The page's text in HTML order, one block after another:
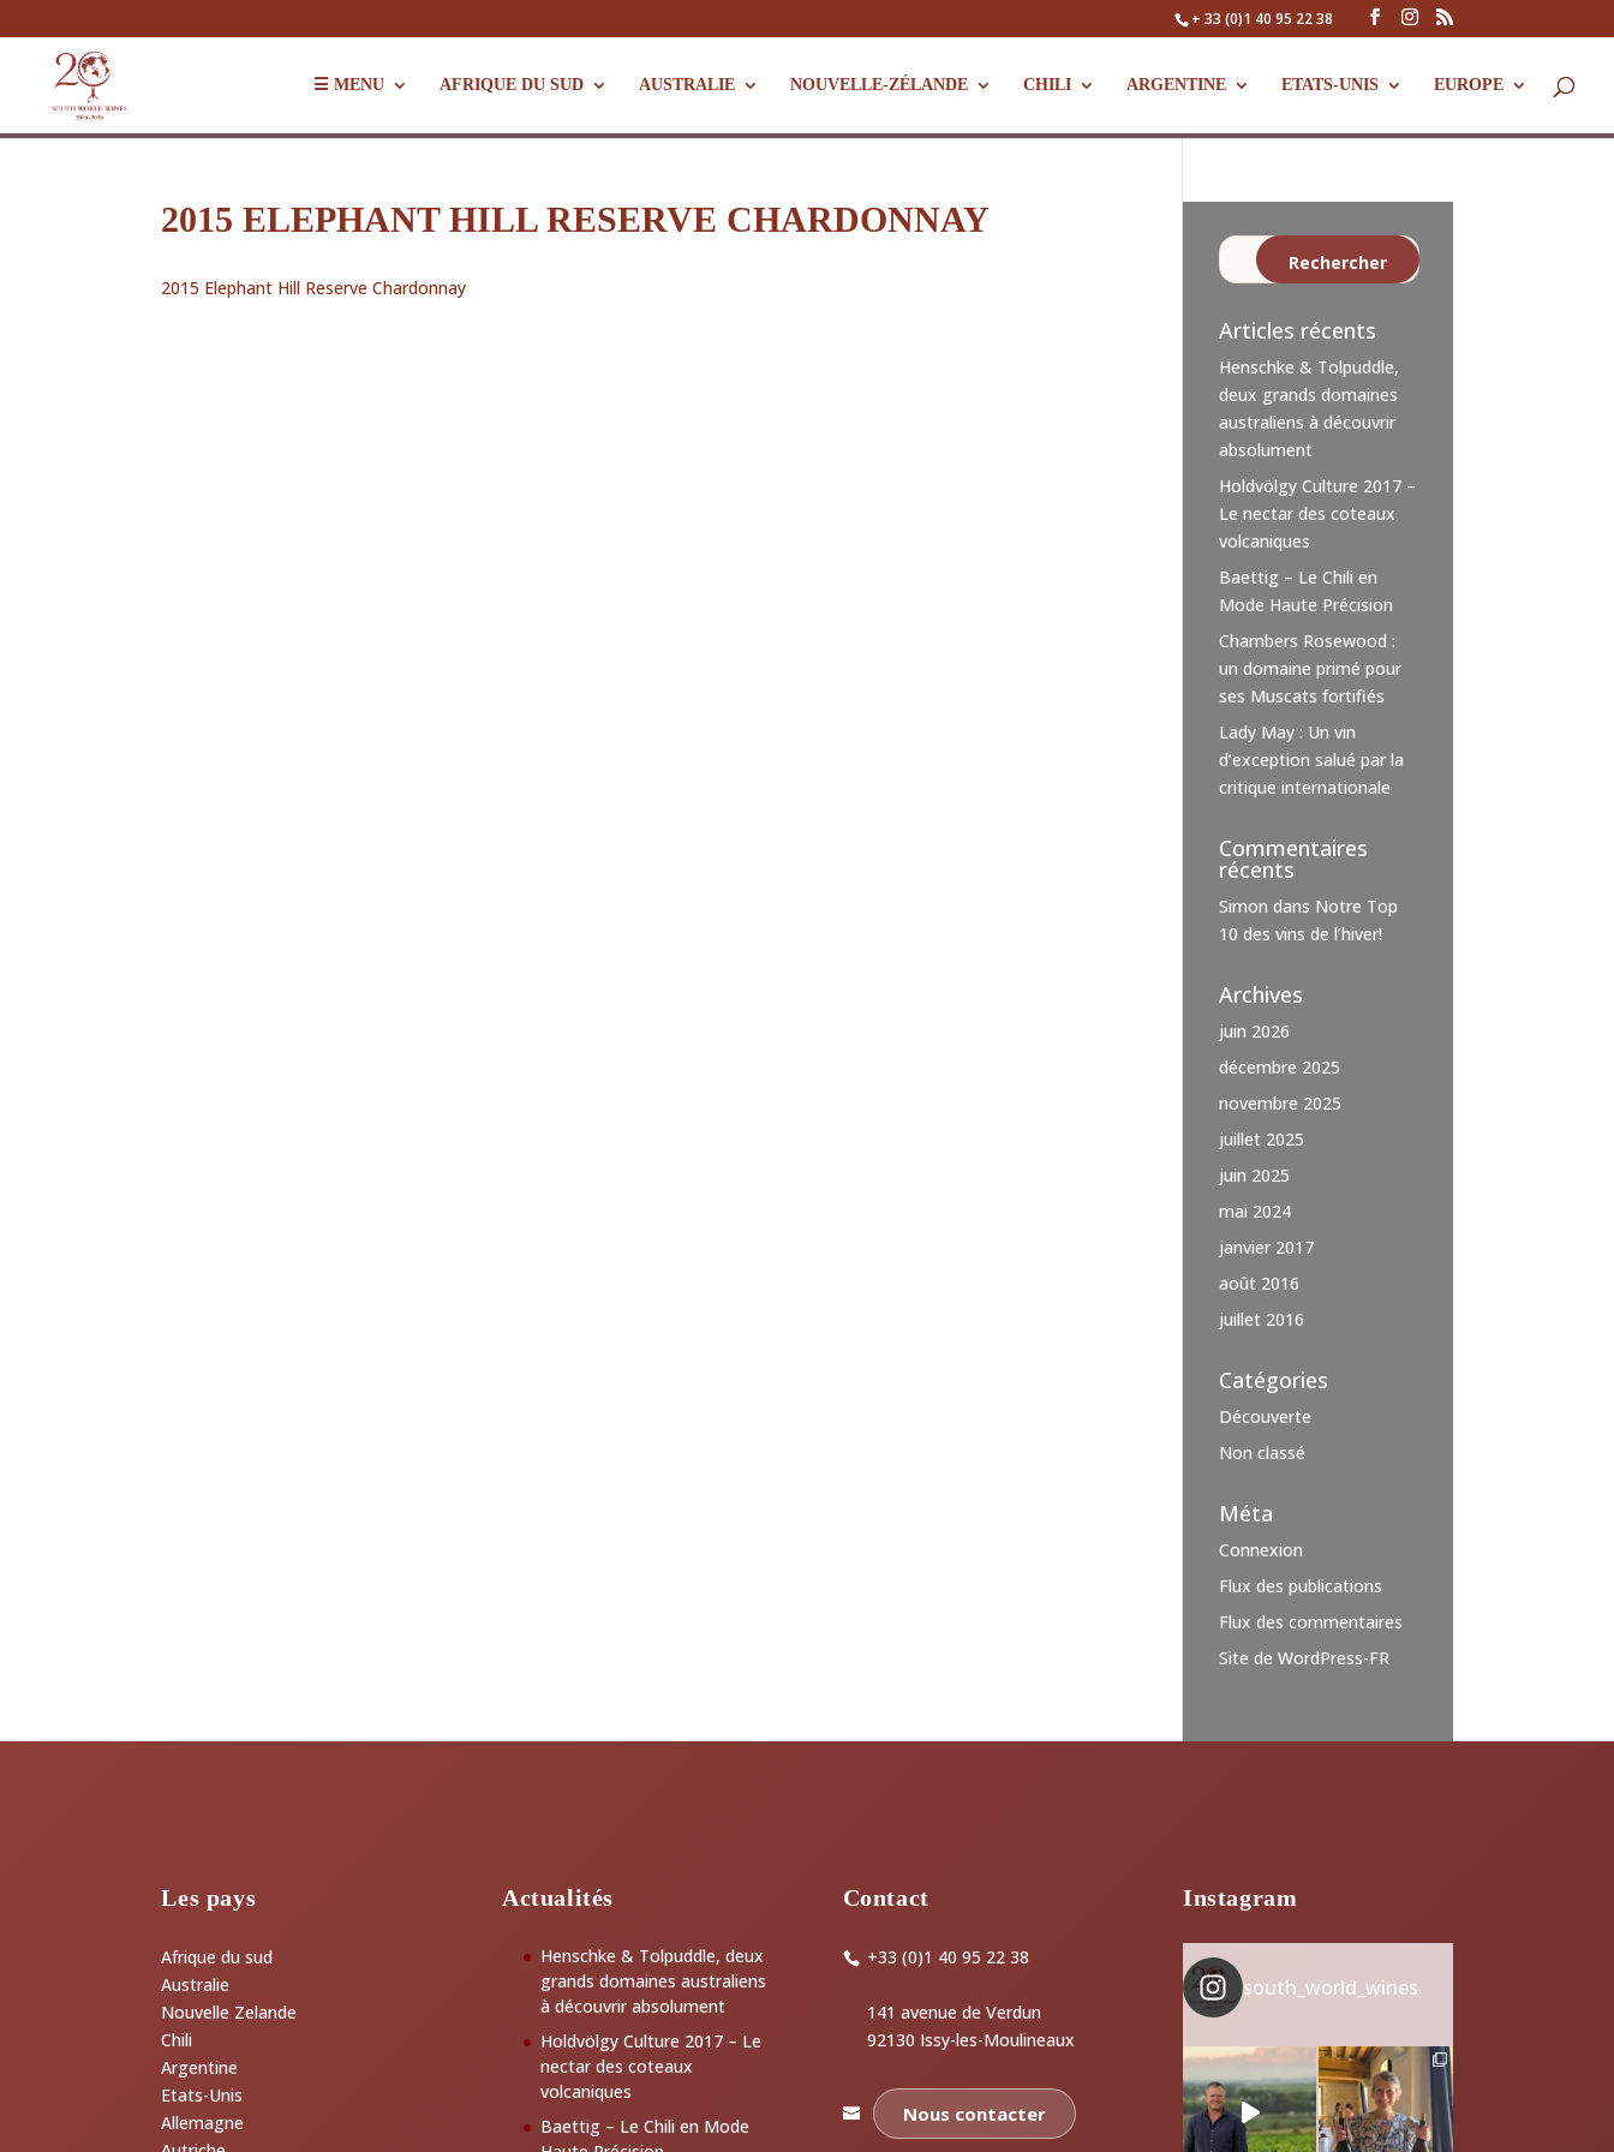
+ 33 (0)1 40 95 22 38
☰ MENU AFRIQUE DU SUD AUSTRALIE NOUVELLE-ZÉLANDE CHILI ARGENTINE ETATS-UNIS EUROPE
2015 ELEPHANT HILL RESERVE CHARDONNAY
2015 Elephant Hill Reserve Chardonnay
Articles récents
Henschke & Tolpuddle,
deux grands domaines
australiens à découvrir
absolument
Holdvölgy Culture 2017 –
Le nectar des coteaux
volcaniques
Baettig – Le Chili en
Mode Haute Précision
Chambers Rosewood :
un domaine primé pour
ses Muscats fortifiés
Lady May : Un vin
d’exception salué par la
critique internationale
Commentaires
récents
Simon dans Notre Top
10 des vins de l’hiver!
Archives
juin 2026
décembre 2025
novembre 2025
juillet 2025
juin 2025
mai 2024
janvier 2017
août 2016
juillet 2016
Catégories
Découverte
Non classé
Méta
Connexion
Flux des publications
Flux des commentaires
Site de WordPress-FR
Les pays
Afrique du sud
Australie
Nouvelle Zelande
Chili
Argentine
Etats-Unis
Allemagne
Actualités
Henschke & Tolpuddle, deux
grands domaines australiens
à découvrir absolument
Holdvölgy Culture 2017 – Le
nectar des coteaux
volcaniques
Baettig – Le Chili en Mode
Contact
+33 (0)1 40 95 22 38
141 avenue de Verdun
92130 Issy-les-Moulineaux
Nous contacter
Instagram
south_world_wines